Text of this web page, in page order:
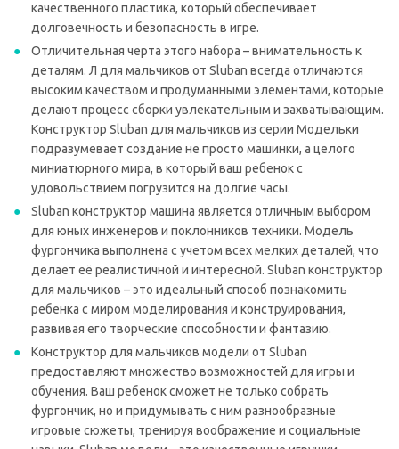
качественного пластика, который обеспечивает
долговечность и безопасность в игре.
Отличительная черта этого набора – внимательность к
деталям. Л для мальчиков от Sluban всегда отличаются
высоким качеством и продуманными элементами, которые
делают процесс сборки увлекательным и захватывающим.
Конструктор Sluban для мальчиков из серии Модельки
подразумевает создание не просто машинки, а целого
миниатюрного мира, в который ваш ребенок с
удовольствием погрузится на долгие часы.
Sluban конструктор машина является отличным выбором
для юных инженеров и поклонников техники. Модель
фургончика выполнена с учетом всех мелких деталей, что
делает её реалистичной и интересной. Sluban конструктор
для мальчиков – это идеальный способ познакомить
ребенка с миром моделирования и конструирования,
развивая его творческие способности и фантазию.
Конструктор для мальчиков модели от Sluban
предоставляют множество возможностей для игры и
обучения. Ваш ребенок сможет не только собрать
фургончик, но и придумывать с ним разнообразные
игровые сюжеты, тренируя воображение и социальные